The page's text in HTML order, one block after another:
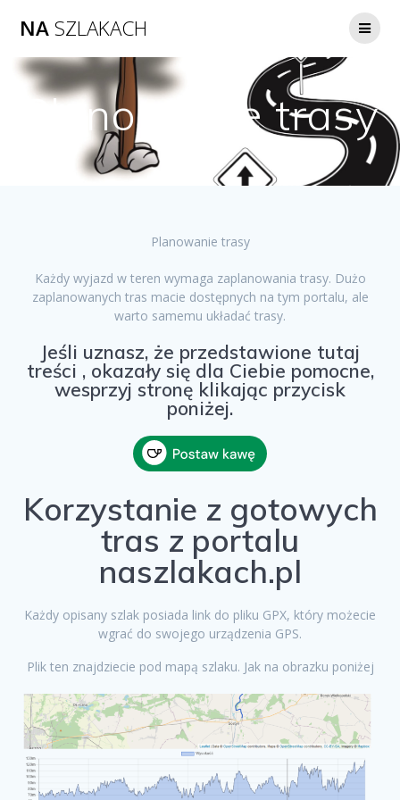
NASZLAKACH
Planowanie trasy
Planowanie trasy
Każdy wyjazd w teren wymaga zaplanowania trasy. Dużo
zaplanowanych tras macie dostępnych na tym portalu, ale
warto samemu układać trasy.
Jeśli uznasz, że przedstawione tutaj
treści , okazały się dla Ciebie pomocne,
wesprzyj stronę klikając przycisk
poniżej.
Korzystanie z gotowych
tras z portalu
naszlakach.pl
Każdy opisany szlak posiada link do pliku GPX, który możecie
wgrać do swojego urządzenia GPS.
Plik ten znajdziecie pod mapą szlaku. Jak na obrazku poniżej